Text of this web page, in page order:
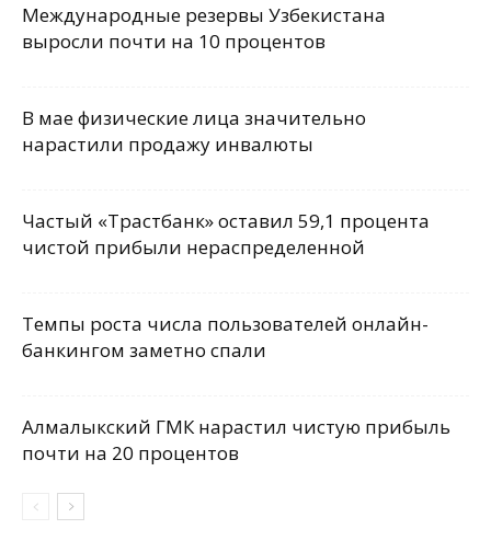
Международные резервы Узбекистана
выросли почти на 10 процентов
В мае физические лица значительно
нарастили продажу инвалюты
Частый «Трастбанк» оставил 59,1 процента
чистой прибыли нераспределенной
Темпы роста числа пользователей онлайн-
банкингом заметно спали
Алмалыкский ГМК нарастил чистую прибыль
почти на 20 процентов